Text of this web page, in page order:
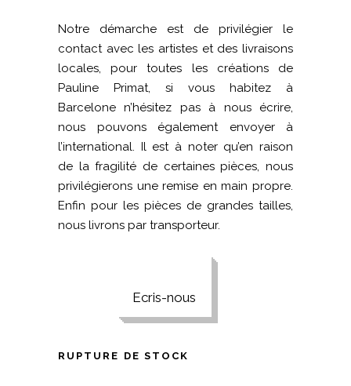
Notre démarche est de privilégier le
contact avec les artistes et des livraisons
locales, pour toutes les créations de
Pauline Primat, si vous habitez à
Barcelone n’hésitez pas à nous écrire,
nous pouvons également envoyer à
l’international. Il est à noter qu’en raison
de la fragilité de certaines pièces, nous
privilégierons une remise en main propre.
Enfin pour les pièces de grandes tailles,
nous livrons par transporteur.
Ecris-nous
RUPTURE DE STOCK